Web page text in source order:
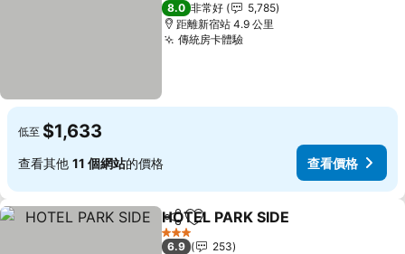
8.0 非常好
5,785
距離新宿站 4.9 公里
傳統房卡體驗查看價格
低至 $1,633
查看其他 11 個網站的價格 查看價格
分享 加入我的最愛
HOTEL PARK SIDE
3 星級
6.9
253